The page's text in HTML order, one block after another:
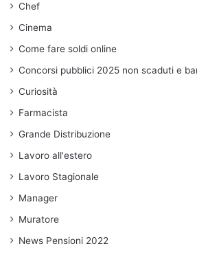
Chef
Cinema
Come fare soldi online
Concorsi pubblici 2025 non scaduti e
Curiosità
Farmacista
Grande Distribuzione
Lavoro all'estero
Lavoro Stagionale
Manager
Muratore
News Pensioni 2022